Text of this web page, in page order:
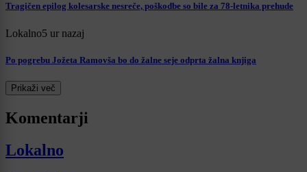
Tragičen epilog kolesarske nesreče, poškodbe so bile za 78-letnika prehude
Lokalno5 ur nazaj
Po pogrebu Jožeta Ramovša bo do žalne seje odprta žalna knjiga
Prikaži več
Komentarji
Lokalno